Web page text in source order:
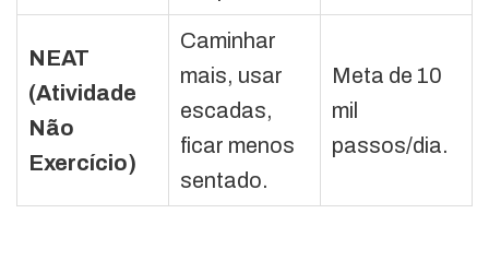
NEAT
(Atividade
Não
Exercício)
Caminhar
mais, usar
escadas,
ficar menos
sentado.
Meta de 10
mil
passos/dia.